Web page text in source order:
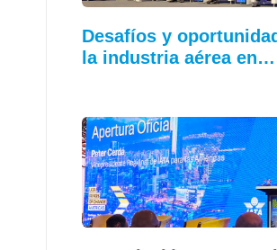
Desafíos y
la industria aérea en…